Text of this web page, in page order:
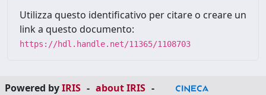
Utilizza questo identificativo per citare o creare un
link a questo documento:
https://hdl.handle.net/11365/1108703
Powered byIRIS - about IRIS -